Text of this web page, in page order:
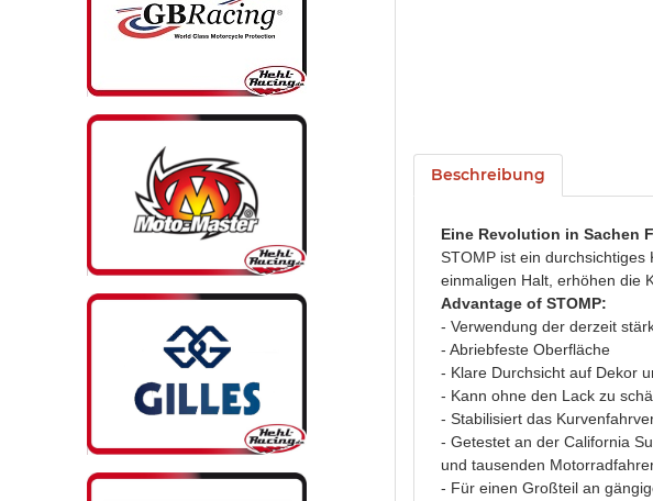
Beschreibung
Eine Revolution in Sachen
STOMP ist ein
einmaligen Halt, erhöhen die
Advantage of STOMP:
- Verwendung der derzeit
- Abriebfeste Oberfläche
- Klare Durchsicht auf Dekor
- Kann ohne den Lack zu
- Stabilisiert das
- Getestet an der California
und tausenden
- Für einen Großteil an